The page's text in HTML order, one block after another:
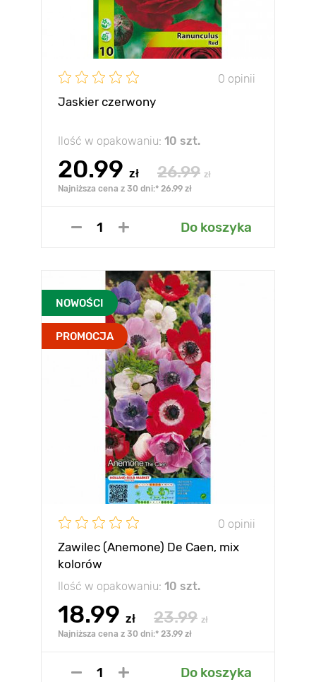
0 opinii
Jaskier czerwony
Ilość w opakowaniu: 10 szt.
20.99 zł 26.99 zł
Najniższa cena z 30 dni:* 26.99 zł
Do koszyka
NOWOŚCI
PROMOCJA
0 opinii
Zawilec (Anemone) De Caen, mix
kolorów
Ilość w opakowaniu: 10 szt.
18.99 zł 23.99 zł
Najniższa cena z 30 dni:* 23.99 zł
Do koszyka